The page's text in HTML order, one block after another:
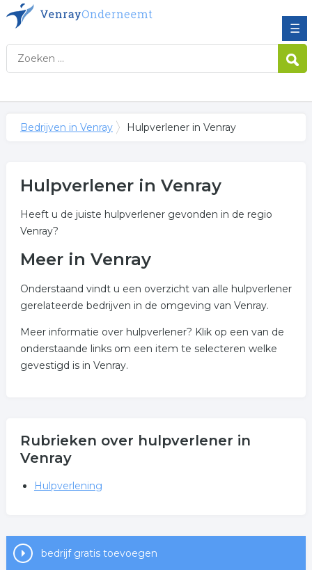
☰
Bedrijven in Venray Hulpverlener in Venray
Hulpverlener in Venray
Heeft u de juiste hulpverlener gevonden in de regio
Venray?
Meer in Venray
Onderstaand vindt u een overzicht van alle hulpverlener
gerelateerde bedrijven in de omgeving van Venray.
Meer informatie over hulpverlener? Klik op een van de
onderstaande links om een item te selecteren welke
gevestigd is in Venray.
Rubrieken over hulpverlener in
Venray
Hulpverlening
bedrijf gratis toevoegen